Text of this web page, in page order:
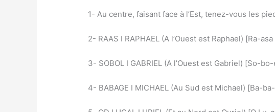
1- Au centre, faisant face à l’Est, tenez-vous les
2- RAAS I RAPHAEL (A l’Ouest est Raphael) [Ra-
3- SOBOL I GABRIEL (A l’Ouest est Gabriel) [So-
4- BABAGE I MICHAEL (Au Sud est Michael) [Ba-